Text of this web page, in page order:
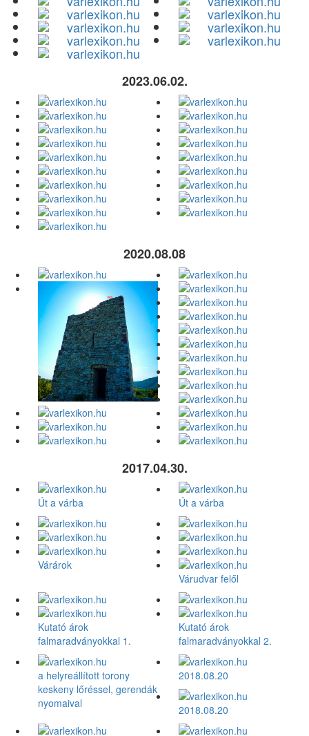
2023.06.02.
2020.08.08
2017.04.30.
Út a várba Út a várba
Várárok
Várudvar felől
Kutató árok
falmaradványokkal 1.
Kutató árok
falmaradványokkal 2.
a helyreállított torony
keskeny lőréssel, gerendák
nyomaival
2018.08.20
2018.08.20